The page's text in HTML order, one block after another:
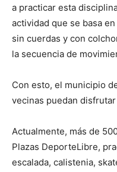
a practicar esta
actividad que se basa
sin cuerdas y con
la secuencia de
Con esto, el municipio
vecinas puedan
Actualmente, más de
Plazas DeporteLibre,
escalada, calistenia,